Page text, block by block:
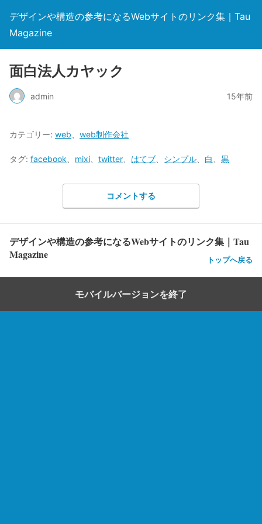
デザインや構造の参考になるWebサイトのリンク集｜Tau
Magazine
面白法人カヤック
admin 15年前
カテゴリー: web web制作会社
タグ: facebook mixi twitter はてブ シンプル 白 黒
コメントする
デザインや構造の参考になるWebサイトのリンク集｜Tau
Magazine
トップへ戻る
モバイルバージョンを終了